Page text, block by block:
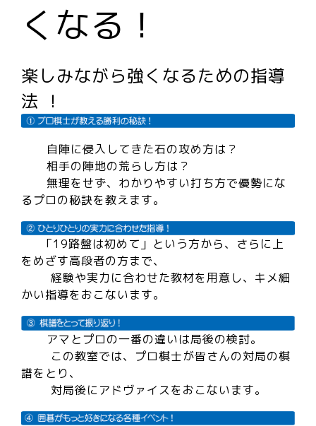
くなる！
楽しみながら強くなるための指導
法 ！
自陣に侵入してきた石の攻め方は？
相手の陣地の荒らし方は？
無理をせず、わかりやすい打ち方で優勢にな
るプロの秘訣を教えます。
「19路盤は初めて」という方から、さらに上
をめざす高段者の方まで、
経験や実力に合わせた教材を用意し、キメ細
かい指導をおこないます。
アマとプロの一番の違いは局後の検討。
この教室では、プロ棋士が皆さんの対局の棋
譜をとり、
対局後にアドヴァイスをおこないます。